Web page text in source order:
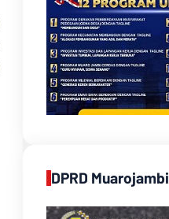
DPRD Muarojambi